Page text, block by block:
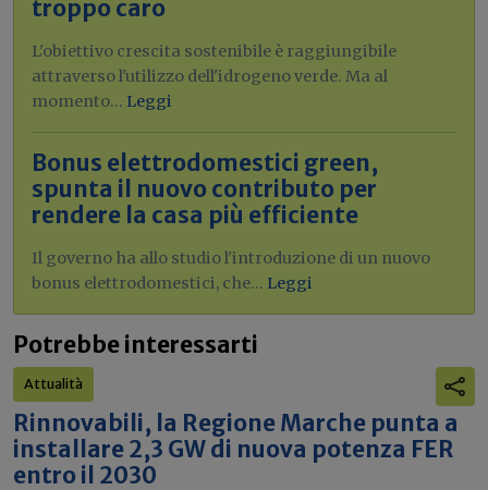
troppo caro
L'obiettivo crescita sostenibile è raggiungibile
attraverso l'utilizzo dell'idrogeno verde. Ma al
momento... Leggi
Bonus elettrodomestici green,
spunta il nuovo contributo per
rendere la casa più efficiente
Il governo ha allo studio l'introduzione di un nuovo
bonus elettrodomestici, che... Leggi
Potrebbe interessarti
Attualità
Rinnovabili, la Regione Marche punta a
installare 2,3 GW di nuova potenza FER
entro il 2030